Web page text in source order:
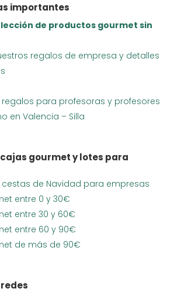
importantes
de productos gourmet sin
regalos de empresa y detalles
regalos para profesoras y profesores
en Valencia – Silla
gourmet y lotes para
cestas de Navidad para empresas
entre 0 y 30€
entre 30 y 60€
entre 60 y 90€
de más de 90€